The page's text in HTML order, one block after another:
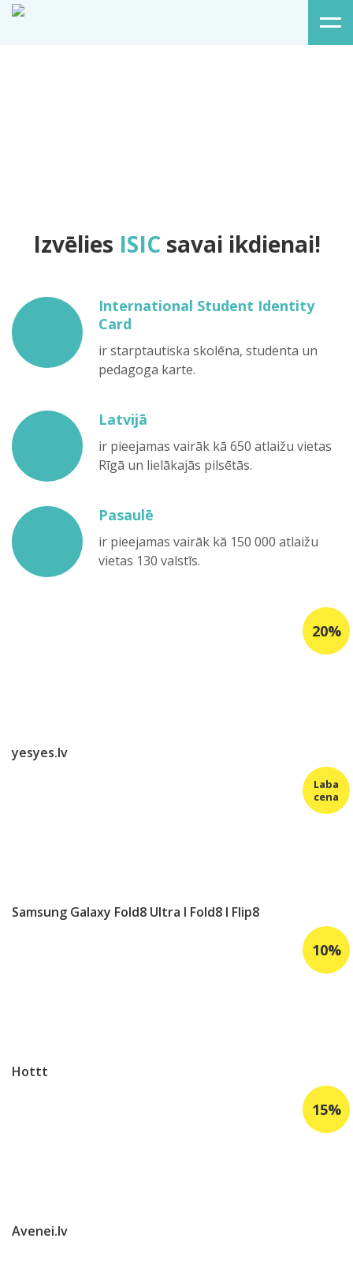
Izvēlies ISIC savai ikdienai!
International Student Identity
Card
ir starptautiska skolēna, studenta un
pedagoga karte.
Latvijā
ir pieejamas vairāk kā 650 atlaižu vietas
Rīgā un lielākajās pilsētās.
Pasaulē
ir pieejamas vairāk kā 150 000 atlaižu
vietas 130 valstīs.
yesyes.lv
Samsung Galaxy Fold8 Ultra I Fold8 I Flip8
Hottt
Avenei.lv